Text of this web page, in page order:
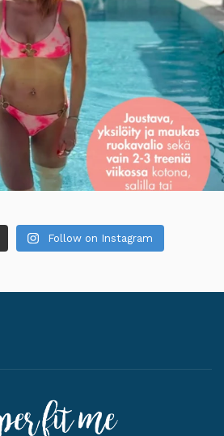
Follow on Instagram